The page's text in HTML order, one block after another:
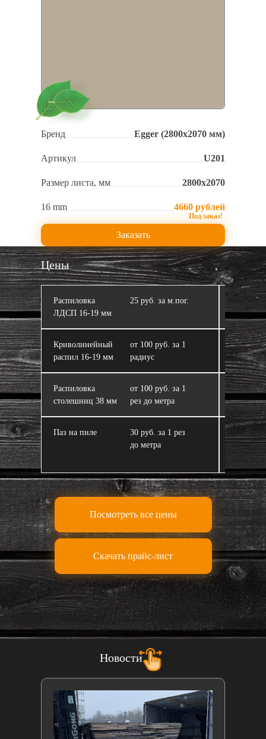
Бренд Egger (2800х2070 мм)
Артикул U201
Размер листа, мм 2800х2070
16 mm 4660 рублей
Заказать
Цены
Распиловка
ЛДСП 16‑19 мм
25 руб. за м.пог.
Криволинейный
распил 16‑19 мм
от 100 руб. за 1
радиус
ЛДСП
Распиловка
столешниц 38 мм
от 100 руб. за 1
рез до метра
Склейка
из ЛДСП
Паз на пиле
30 руб. за 1 рез
до метра
Завал
Посмотреть все цены
Скачать прайс-лист
Новости